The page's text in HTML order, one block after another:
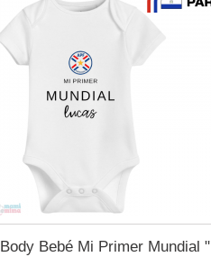
Body Bebé Mi Primer Mundial "